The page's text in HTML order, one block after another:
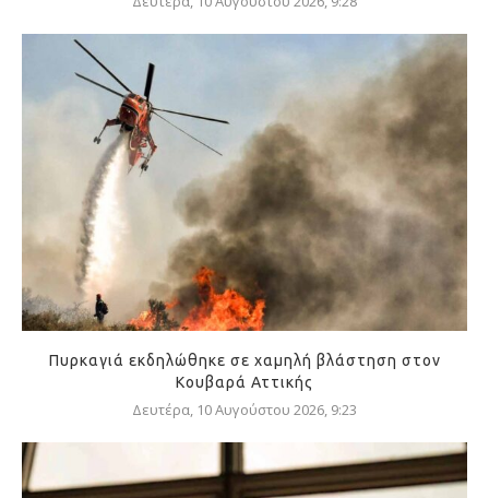
Πυρκαγιά εκδηλώθηκε σε χαμηλή βλάστηση στον
Κουβαρά Αττικής
Δευτέρα, 10 Αυγούστου 2026, 9:23